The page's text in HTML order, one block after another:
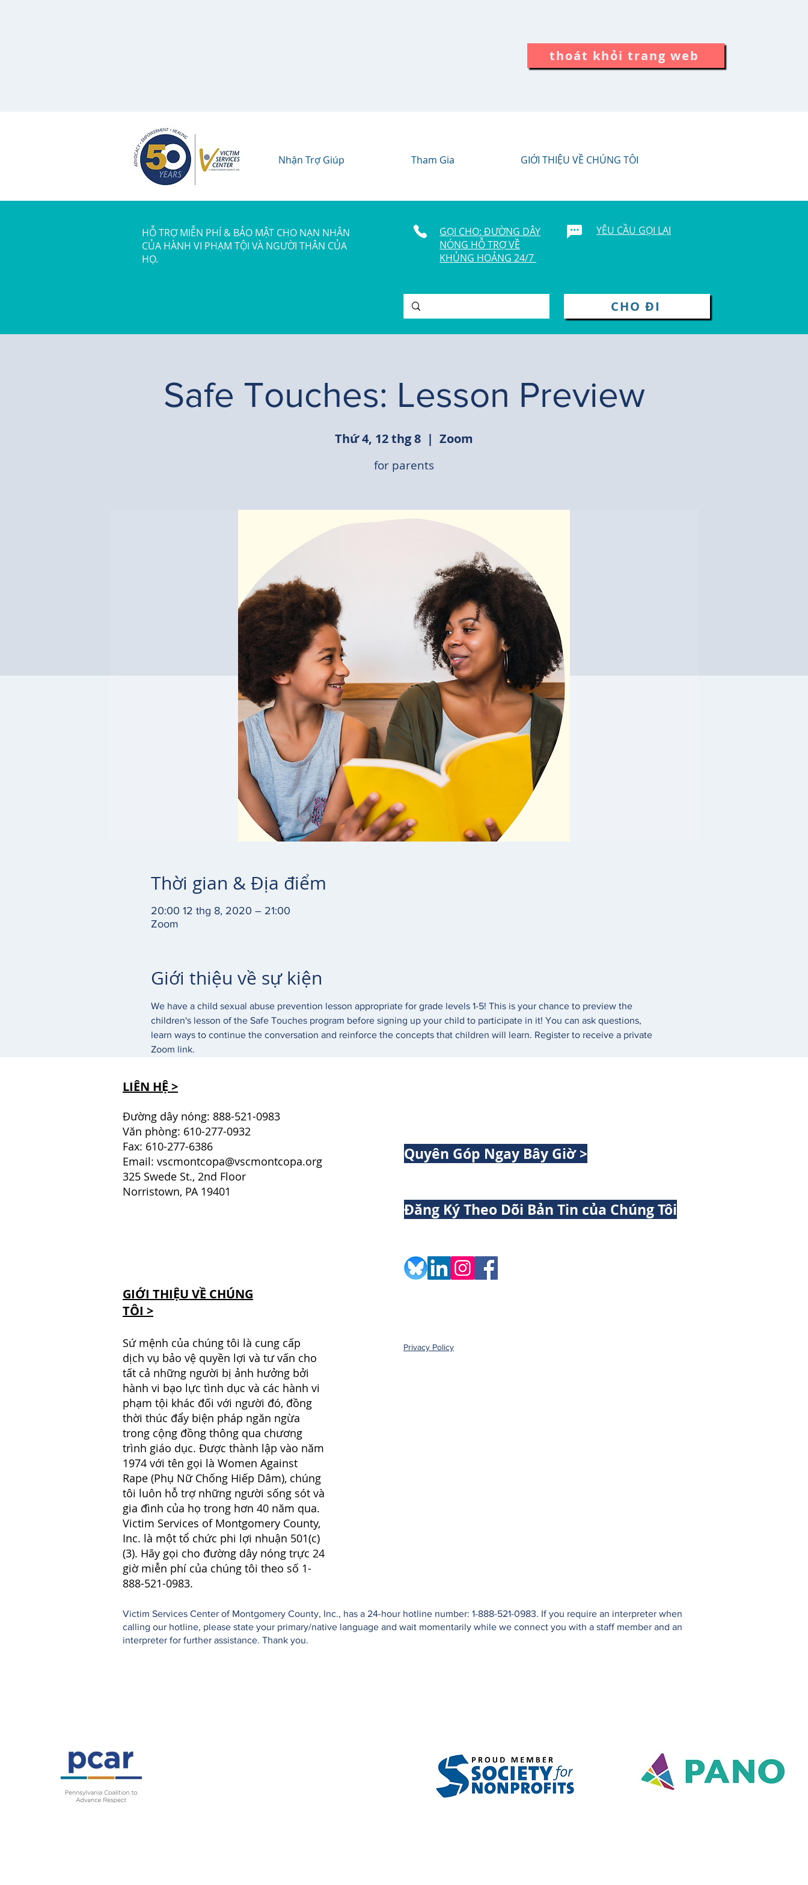
thoát khỏi trang web
Nhận Trợ Giúp Tham Gia GIỚI THIỆU VỀ CHÚNG TÔI
HỖ TRỢ MIỄN PHÍ & BẢO MẬT CHO NẠN NHÂN
CỦA HÀNH VI PHẠM TỘI VÀ NGƯỜI THÂN CỦA
HỌ.
GỌI CHO: ĐƯỜNG DÂY
NÓNG HỖ TRỢ VỀ
KHỦNG HOẢNG 24/7
YÊU CẦU GỌI LẠI
CHO ĐI
Safe Touches: Lesson Preview
Thứ 4, 12 thg 8
  |
Zoom
for parents
Thời gian & Địa điểm
20:00 12 thg 8, 2020 – 21:00
Zoom
Giới thiệu về sự kiện
We have a child sexual abuse prevention lesson appropriate for grade levels 1-5! This is your chance to preview the
children's lesson of the Safe Touches program before signing up your child to participate in it! You can ask questions,
learn ways to continue the conversation and reinforce the concepts that children will learn. Register to receive a private
Zoom link.
LIÊN HỆ >
Đường dây nóng: 888-521-0983
Văn phòng: 610-277-0932
Fax: 610-277-6386
Email: vscmontcopa@vscmontcopa.org
325 Swede St., 2nd Floor
Norristown, PA 19401
Quyên Góp Ngay Bây Giờ >
Đăng Ký Theo Dõi Bản Tin của Chúng Tôi
GIỚI THIỆU VỀ CHÚNG
TÔI >
Sứ mệnh của chúng tôi là cung cấp
dịch vụ bảo vệ quyền lợi và tư vấn cho
tất cả những người bị ảnh hưởng bởi
hành vi bạo lực tình dục và các hành vi
phạm tội khác đối với người đó, đồng
thời thúc đẩy biện pháp ngăn ngừa
trong cộng đồng thông qua chương
trình giáo dục. Được thành lập vào năm
1974 với tên gọi là Women Against
Rape (Phụ Nữ Chống Hiếp Dâm), chúng
tôi luôn hỗ trợ những người sống sót và
gia đình của họ trong hơn 40 năm qua.
Victim Services of Montgomery County,
Inc. là một tổ chức phi lợi nhuận 501(c)
(3). Hãy gọi cho đường dây nóng trực 24
giờ miễn phí của chúng tôi theo số 1-
888-521-0983.
Privacy Policy
Victim Services Center of Montgomery County, Inc., has a 24-hour hotline number: 1-888-521-0983. If you require an interpreter when
calling our hotline, please state your primary/native language and wait momentarily while we connect you with a staff member and an
interpreter for further assistance. Thank you.